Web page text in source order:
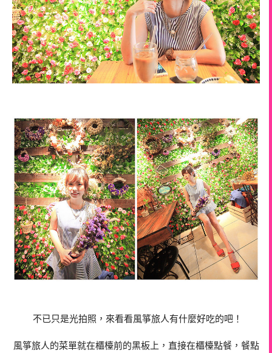
不已只是光拍照，來看看風箏旅人有什麼好吃的吧！
風箏旅人的菜單就在櫃檯前的黑板上，直接在櫃檯點餐，餐點